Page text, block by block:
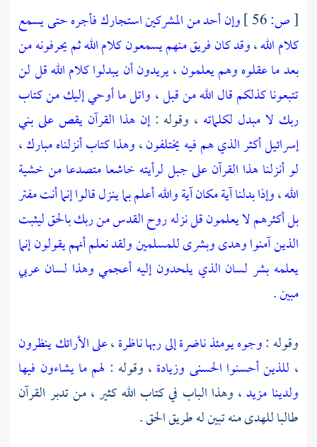
[ص:
وإن أحد من المشركين استجارك فأجره حتى يسمع
كلام الله،وقد كان فريق منهم يسمعون كلام الله ثم يحرفونه من
بعد ما عقلوه وهم يعلمون ،يريدون أن يبدلوا كلام الله قل لن
تتبعونا كذلكم قال الله من قبل، واتل ما أوحي إليك من كتاب
ربك لا مبدل لكلماته ، وقوله :إن هذا القرآن يقص على بني
إسرائيل أكثر الذي هم فيه يختلفون،وهذا كتاب أنزلناه مبارك،
لو أنزلنا هذا القرآن على جبل لرأيته خاشعا متصدعا من خشية
الله،وإذا بدلنا آية مكان آية والله أعلم بما ينزل قالوا إنما أنت مفتر
بل أكثرهم لا يعلمون قل نزله روح القدس من ربك بالحق ليثبت
الذين آمنوا وهدى وبشرى للمسلمين ولقد نعلم أنهم يقولون إنما
يعلمه بشر لسان الذي يلحدون إليه أعجمي وهذا لسان عربي
مبين.
وقوله :وجوه يومئذ ناضرة إلى ربها ناظرة،على الأرائك ينظرون
، للذين أحسنوا الحسنى وزيادة ، وقوله : لهم ما يشاءون فيها
ولدينا مزيد، وهذا الباب في كتاب الله كثير ، من تدبر القرآن
طالبا للهدى منه تبين له طريق الحق .